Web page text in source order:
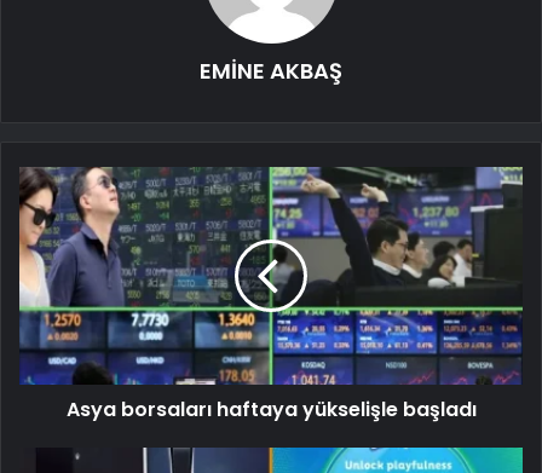
EMİNE AKBAŞ
Asya borsaları haftaya yükselişle başladı